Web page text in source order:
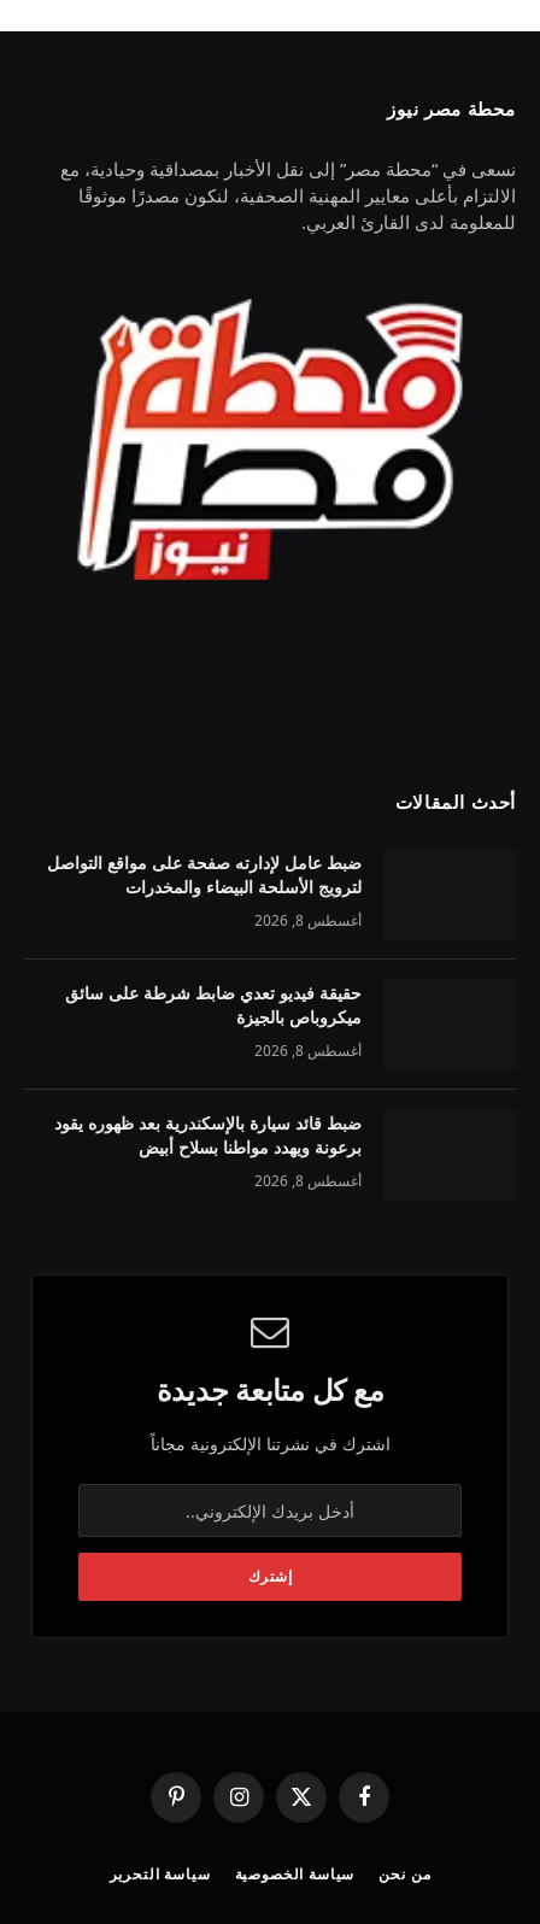
محطة مصر نيوز
نسعى في “محطة مصر” إلى نقل الأخبار بمصداقية وحيادية، مع
الالتزام بأعلى معايير المهنية الصحفية، لنكون مصدرًا موثوقًا
للمعلومة لدى القارئ العربي.
أحدث المقالات
ضبط عامل لإدارته صفحة على مواقع التواصل
لترويج الأسلحة البيضاء والمخدرات
أغسطس 8, 2026
حقيقة فيديو تعدي ضابط شرطة على سائق
ميكروباص بالجيزة
أغسطس 8, 2026
ضبط قائد سيارة بالإسكندرية بعد ظهوره يقود
برعونة ويهدد مواطنا بسلاح أبيض
أغسطس 8, 2026
مع كل متابعة جديدة
اشترك في نشرتنا الإلكترونية مجاناً
فيسبوك
X
(Twitter)
الانستغرامبينتيريست
من نحن سياسة الخصوصية سياسة التحرير